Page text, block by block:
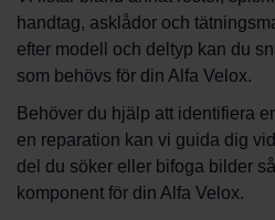
handtag, asklådor och
efter modell och deltyp kan du
som behövs för din Alfa Velox.
Behöver du hjälp att identifiera
en reparation kan vi guida dig
del du söker eller bifoga bilder
komponent för din Alfa Velox.